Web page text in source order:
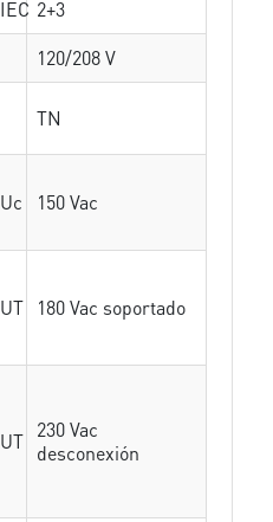
IEC 2+3
120/208 V
TN
Uc 150 Vac
UT 180 Vac soportado
UT 230 Vac
desconexión